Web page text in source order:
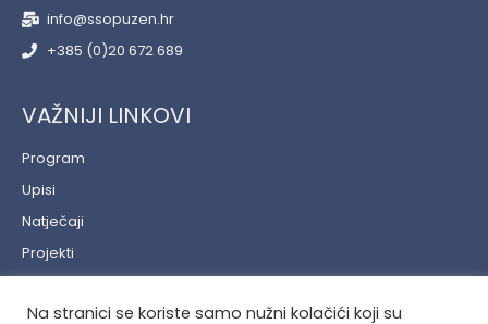
info@ssopuzen.hr
+385 (0)20 672 689
VAŽNIJI LINKOVI
Program
Upisi
Natječaji
Projekti
Politika privatnosti
Na stranici se koriste samo nužni kolačići koji su